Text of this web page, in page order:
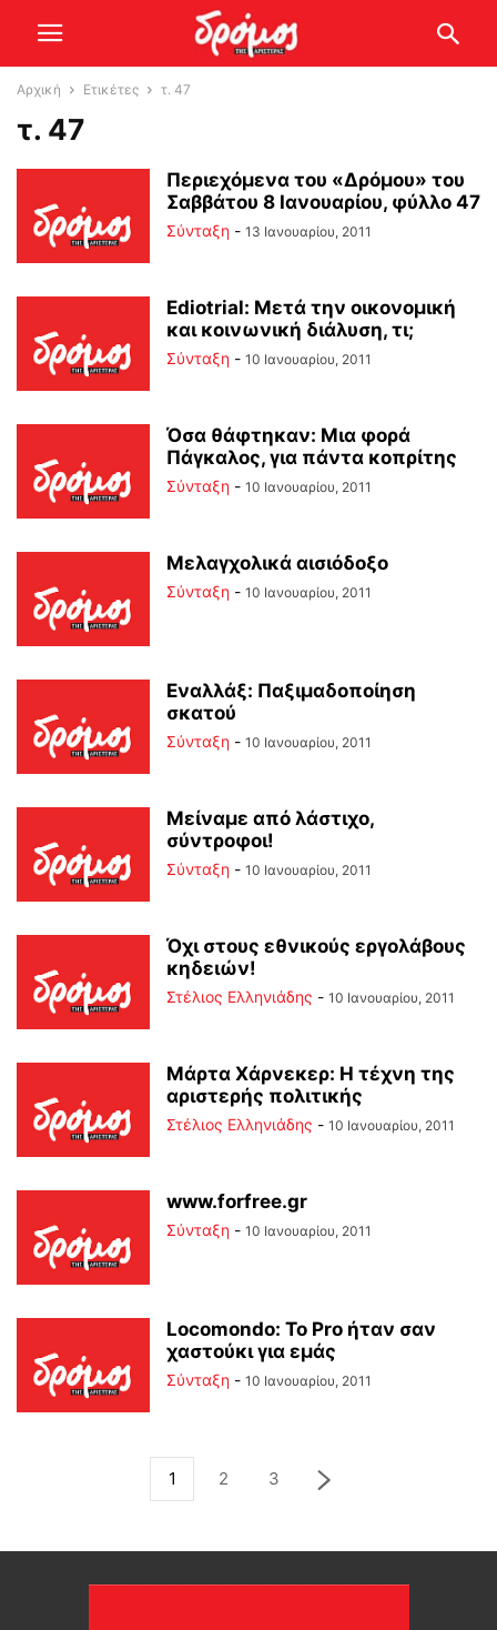
Αρχική Ετικέτες τ. 47
τ. 47
Περιεχόμενα του «Δρόμου» του
Σαββάτου 8 Ιανουαρίου, φύλλο 47
Σύνταξη - 13 Ιανουαρίου, 2011
Ediotrial: Μετά την οικονομική
και κοινωνική διάλυση, τι;
Σύνταξη - 10 Ιανουαρίου, 2011
Όσα θάφτηκαν: Μια φορά
Πάγκαλος, για πάντα κοπρίτης
Σύνταξη - 10 Ιανουαρίου, 2011
Μελαγχολικά αισιόδοξο
Σύνταξη - 10 Ιανουαρίου, 2011
Εναλλάξ: Παξιμαδοποίηση
σκατού
Σύνταξη - 10 Ιανουαρίου, 2011
Μείναμε από λάστιχο,
σύντροφοι!
Σύνταξη - 10 Ιανουαρίου, 2011
Όχι στους εθνικούς εργολάβους
κηδειών!
Στέλιος Ελληνιάδης - 10 Ιανουαρίου, 2011
Μάρτα Χάρνεκερ: Η τέχνη της
αριστερής πολιτικής
Στέλιος Ελληνιάδης - 10 Ιανουαρίου, 2011
www.forfree.gr
Σύνταξη - 10 Ιανουαρίου, 2011
Locomondo: Το Pro ήταν σαν
χαστούκι για εμάς
Σύνταξη - 10 Ιανουαρίου, 2011
1 2 3